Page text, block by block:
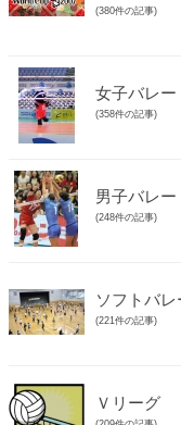
(380件の記事)
女子バレー
(358件の記事)
男子バレー
(248件の記事)
ソフトバレ
(221件の記事)
Ｖリーグ